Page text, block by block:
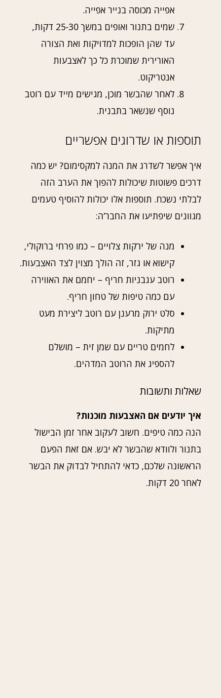
אפייה מכוסה בנייר אפייה.
שמים בתנור ואופים במשך 25-30 דקות,
עד שהן הופכות למדויקות ואת הצורה
האורירית שמוכרת כל כך לאצבעות
אנטריקוט.
לאחר שהבשר מוכן, מגישים מייד עם רוטב
נוסף שנשאר בתבנית.
תוספות או שדרוגים אפשריים
איך אפשר לשדרג את המנה למקסימום? יש כמה
דרכים פשוטות שיכולות להפוך את הערב הזה
לבלתי נשכח. תוספות אלו יכולות להוסיף טעמים
מגוונים שיפתיעו את החבר’ה:
מנה של ירקות צלויים – כמו פרחי ברוקולי,
קישוא או גזר, זה הולך מצוין לצד האצבעות.
רוטב עגבניות חריף – יחמם את האווירה
עם כמה טיפות של טחון חריף.
סלט ירוק מרענן עם רוטב ליצירת מעט
מתיקות.
לחמים טריים עם שמן זית – מושלם
להספיג את הרוטב המדהים.
שאלות ותשובות
איך יודעים אם האצבעות מוכנות?
הנה כמה טיפים. חשוב לעקוב אחר זמן הבישול
בתנור ולוודא שהבשר לא יבש. אם זאת הפעם
הראשונה שלכם, כדאי להתחיל לבדוק את הבשר
לאחר 20 דקות.